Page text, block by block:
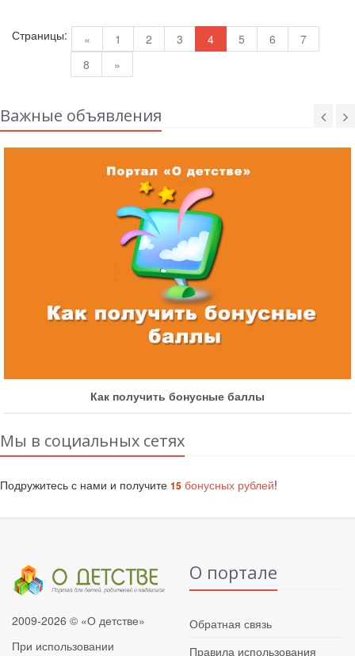
Страницы: « 1 2 3 4 5 6
7
8
»
Важные объявления
Как получить бонусные баллы
Мы в социальных сетях
Подружитесь с нами и получите 15 бонусных рублей!
2009-2026 © «О детстве»
При использовании
О портале
Обратная связь
Правила использования